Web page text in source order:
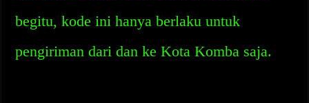
begitu, kode ini hanya berlaku untuk
pengiriman dari dan ke Kota Komba saja.